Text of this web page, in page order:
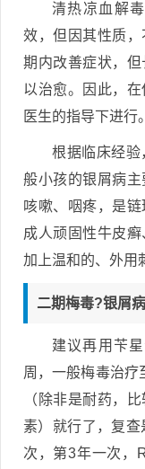
清热凉血解
效，但因其性质
期内改善症状，
以治愈。因此，
医生的指导下进行。
根据临床经
般小孩的银屑病主
咳嗽、咽疼，是
成人顽固性牛皮
加上温和的、外用
二期梅毒?银屑
建议再用苄
周，一般梅毒治疗
（除非是耐药，
素）就行了，复
次，第3年一次，